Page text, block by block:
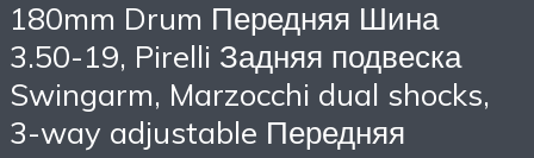
180mm Drum Передняя Шина
3.50-19, Pirelli Задняя подвеска
Swingarm, Marzocchi dual shocks,
3-way adjustable Передняя